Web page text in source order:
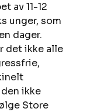
av 11-12
unger, som
dager.
det ikke alle
ikke
Store